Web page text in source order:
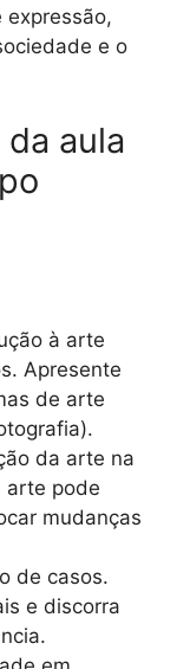
expressão,
e o
aula
à arte
Apresente
de arte
da arte na
arte pode
mudanças
de casos.
e discorra